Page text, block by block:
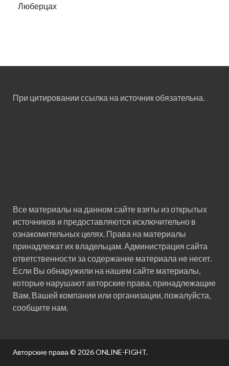
Люберцах
При цитировании ссылка на источник обязательна.
Все материалы на данном сайте взяты из открытых
источников и предоставляются исключительно в
ознакомительных целях. Права на материалы
принадлежат их владельцам. Администрация сайта
ответственности за содержание материала не несет.
Если Вы обнаружили на нашем сайте материалы,
которые нарушают авторские права, принадлежащие
Вам, Вашей компании или организации, пожалуйста,
сообщите нам.
Авторские права © 2026ONLINE-FIGHT.